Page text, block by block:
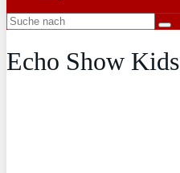
Echo Show Kids